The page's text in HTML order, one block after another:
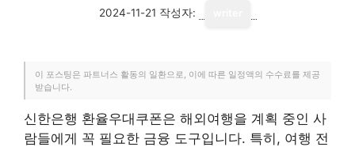
2024-11-21 작성자:
이 포스팅은 파트너스 활동의 일환으로, 이에 따른 일정액의 수수료를 제공
받습니다.
신한은행 환율우대쿠폰은 해외여행을 계획 중인 사
람들에게 꼭 필요한 금융 도구입니다. 특히, 여행 전